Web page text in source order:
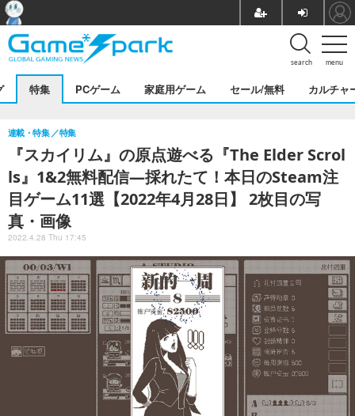
menu
search
特集 PCゲーム 家庭用ゲーム セール/無料 カルチャ
『スカイリム』の原点遊べる『The Elder Scrol
ls』1&2無料配信―採れたて！本日のSteam注
目ゲーム11選【2022年4月28日】 2枚目の写
真・画像
連載・特集 特集
2022.4.28 Thu 17:45